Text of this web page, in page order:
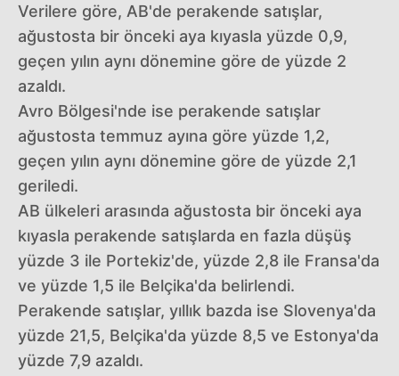
Verilere göre, AB'de perakende satışlar,
ağustosta bir önceki aya kıyasla yüzde 0,9,
geçen yılın aynı dönemine göre de yüzde 2
azaldı.
Avro Bölgesi'nde ise perakende satışlar
ağustosta temmuz ayına göre yüzde 1,2,
geçen yılın aynı dönemine göre de yüzde 2,1
geriledi.
AB ülkeleri arasında ağustosta bir önceki aya
kıyasla perakende satışlarda en fazla düşüş
yüzde 3 ile Portekiz'de, yüzde 2,8 ile Fransa'da
ve yüzde 1,5 ile Belçika'da belirlendi.
Perakende satışlar, yıllık bazda ise Slovenya'da
yüzde 21,5, Belçika'da yüzde 8,5 ve Estonya'da
yüzde 7,9 azaldı.